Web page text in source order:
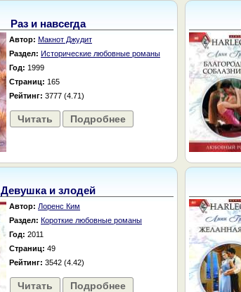
Раз и навсегда
Автор: Макнот Джудит
Раздел: Исторические любовные романы
Год: 1999
Страниц: 165
Рейтинг: 3777 (4.71)
Читать Подробнее
Девушка и злодей
Автор: Лоренс Ким
Раздел: Короткие любовные романы
Год: 2011
Страниц: 49
Рейтинг: 3542 (4.42)
Читать Подробнее